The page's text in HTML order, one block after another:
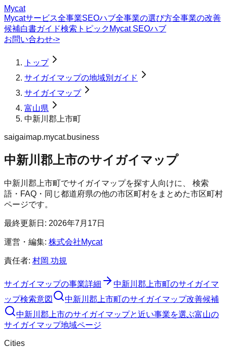
Mycat
Mycatサービス全事業SEOハブ全事業の選び方全事業の改善
候補白書ガイド検索トピック Mycat SEOハブ
お問い合わせ->
トップ
サイガイマップの地域別ガイド
サイガイマップ
富山県
中新川郡上市町
saigaimap.mycat.business
中新川郡上市のサイガイマップ
中新川郡上市町でサイガイマップを探す人向けに、 検索
語・FAQ・同じ都道府県の他の市区町村をまとめた市区町村
ページです。
最終更新日: 2026年7月17日
運営・編集: 株式会社Mycat
責任者: 村岡 功規
サイガイマップの事業詳細 中新川郡上市町のサイガイマ
ップ検索意図 中新川郡上市町のサイガイマップ改善候補
中新川郡上市のサイガイマップと近い事業を選ぶ富山の
サイガイマップ地域ページ
Cities